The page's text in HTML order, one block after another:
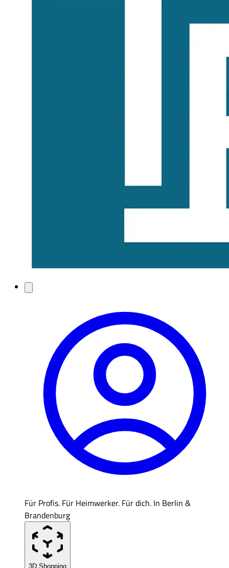
Für Profis. Für Heimwerker. Für dich. In Berlin &
Brandenburg
3D Shopping